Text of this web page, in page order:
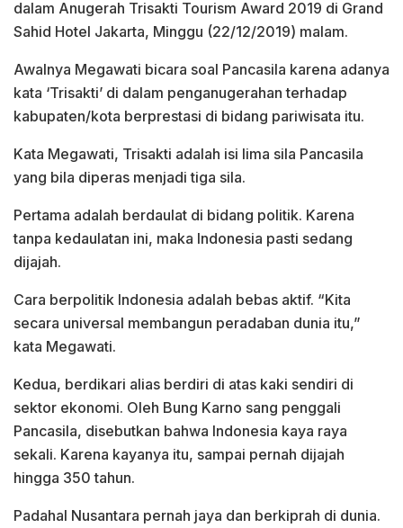
dalam Anugerah Trisakti Tourism Award 2019 di Grand
Sahid Hotel Jakarta, Minggu (22/12/2019) malam.
Awalnya Megawati bicara soal Pancasila karena adanya
kata ‘Trisakti’ di dalam penganugerahan terhadap
kabupaten/kota berprestasi di bidang pariwisata itu.
Kata Megawati, Trisakti adalah isi lima sila Pancasila
yang bila diperas menjadi tiga sila.
Pertama adalah berdaulat di bidang politik. Karena
tanpa kedaulatan ini, maka Indonesia pasti sedang
dijajah.
Cara berpolitik Indonesia adalah bebas aktif. “Kita
secara universal membangun peradaban dunia itu,”
kata Megawati.
Kedua, berdikari alias berdiri di atas kaki sendiri di
sektor ekonomi. Oleh Bung Karno sang penggali
Pancasila, disebutkan bahwa Indonesia kaya raya
sekali. Karena kayanya itu, sampai pernah dijajah
hingga 350 tahun.
Padahal Nusantara pernah jaya dan berkiprah di dunia.